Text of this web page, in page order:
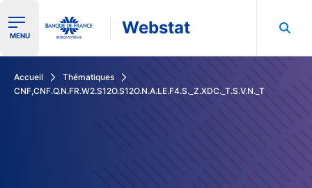
Ouvrir le menu de navigation
MENU Webstat
Accueil
Thématiques
CNF,CNF.Q.N.FR.W2.S12O.S12O.N.A.LE.F4.S._Z.XDC._T.S.V.N._T